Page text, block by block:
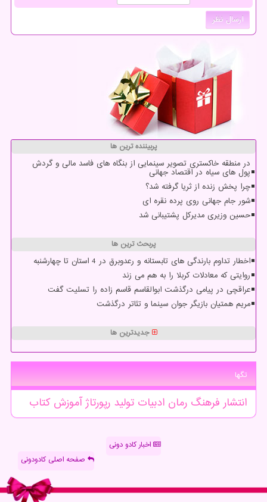
پربیننده ترین ها
در منطقه خاکستری تصویر سینمایی از بنگاه های فاسد مالی و گردش
پول های سیاه در اقتصاد جهانی
چرا پخش زنده از ثریا گرفته شد؟
شور جام جهانی روی پرده نقره ای
حسین وزیری مدیرکل پشتیبانی شد
پربحث ترین ها
اخطار تداوم بارندگی های تابستانه و رعدوبرق در 4 استان تا چهارشنبه
روایتی که معادلات کربلا را به هم می زند
عراقچی در پیامی درگذشت ابوالقاسم قاسم زاده را تسلیت گفت
مریم همتیان بازیگر جوان سینما و تئاتر درگذشت
جدیدترین ها
تگها
انتشار فرهنگ رمان ادبیات تولید رپورتاژآموزشكتاب
اخبار کادو دونی
صفحه اصلی کادودونی